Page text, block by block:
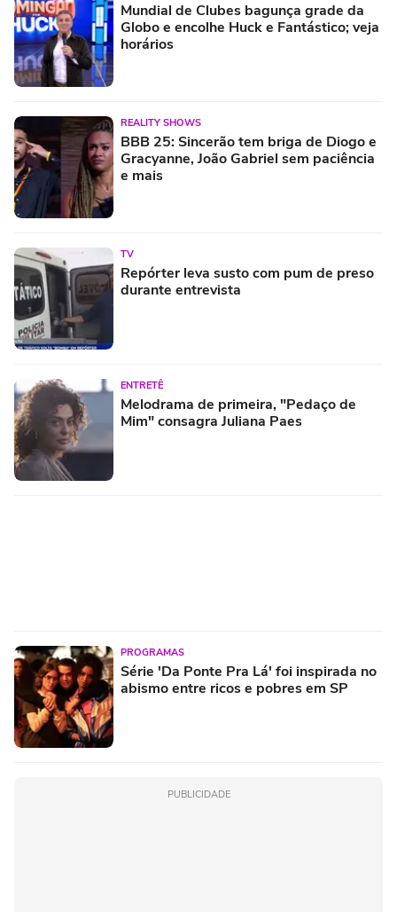
Mundial de Clubes bagunça grade da
Globo e encolhe Huck e Fantástico; veja
horários
REALITY SHOWS
BBB 25: Sincerão tem briga de Diogo e
Gracyanne, João Gabriel sem paciência
e mais
TV
Repórter leva susto com pum de preso
durante entrevista
ENTRETÊ
Melodrama de primeira, "Pedaço de
Mim" consagra Juliana Paes
PROGRAMAS
Série 'Da Ponte Pra Lá' foi inspirada no
abismo entre ricos e pobres em SP
PUBLICIDADE